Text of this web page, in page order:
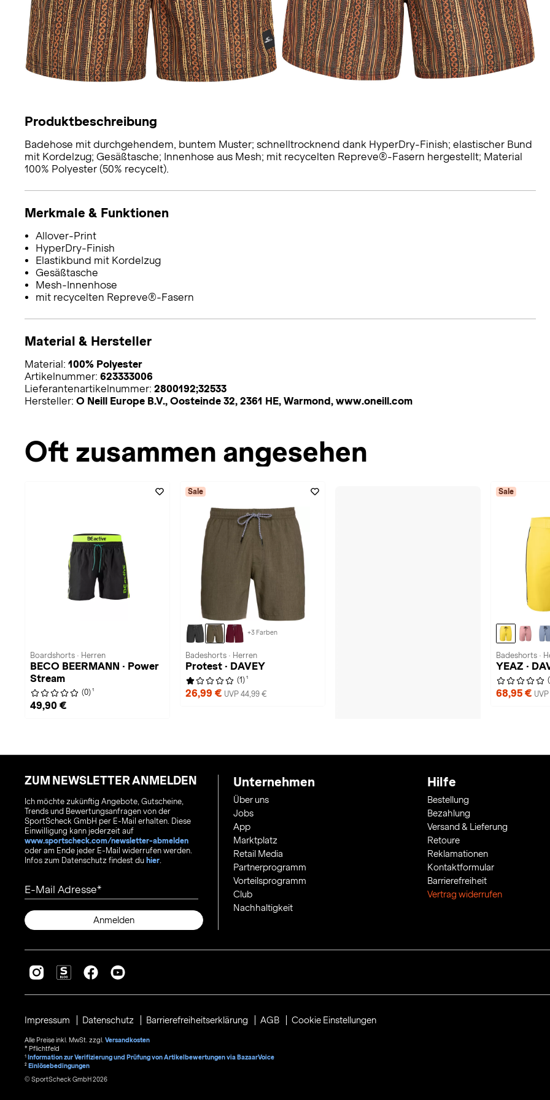
Produktbeschreibung
Badehose mit durchgehendem, buntem Muster; schnelltrocknend dank HyperDry-Finish; elastischer Bund
mit Kordelzug; Gesäßtasche; Innenhose aus Mesh; mit recycelten Repreve®-Fasern hergestellt; Material
100% Polyester (50% recycelt).
Merkmale & Funktionen
Allover-Print
HyperDry-Finish
Elastikbund mit Kordelzug
Gesäßtasche
Mesh-Innenhose
mit recycelten Repreve®-Fasern
Material & Hersteller
Material: 100% Polyester
Artikelnummer: 623333006
Lieferantenartikelnummer: 2800192;32533
Hersteller: O Neill Europe B.V., Oosteinde 32, 2361 HE, Warmond, www.oneill.com
Oft zusammen angesehen
Boardshorts · Herren
BECO BEERMANN · Power
Stream
(0) 1
49,90 €
Sale
+3 Farben
Badeshorts · Herren
Protest · DAVEY
(1) 1
26,99 € UVP 44,99 €
Sale
Badeshorts ·
YEAZ ·
68,95 €
ZUM NEWSLETTER ANMELDEN
Ich möchte zukünftig Angebote, Gutscheine,
Trends und Bewertungsanfragen von der
SportScheck GmbH per E-Mail erhalten. Diese
Einwilligung kann jederzeit auf
www.sportscheck.com/newsletter-abmelden
oder am Ende jeder E-Mail widerrufen werden.
Infos zum Datenschutz findest du hier.
E-Mail Adresse
Anmelden
Unternehmen
Über uns
Jobs
App
Marktplatz
Retail Media
Partnerprogramm
Vorteilsprogramm
Club
Nachhaltigkeit
Hilfe
Bestellung
Bezahlung
Versand & Lieferung
Retoure
Reklamationen
Kontaktformular
Barrierefreiheit
Vertrag widerrufen
Impressum Datenschutz Barrierefreiheitserklärung AGB Cookie Einstellungen
Alle Preise inkl. MwSt. zzgl. Versandkosten
* Pflichtfeld
1 Information zur Verifizierung und Prüfung von Artikelbewertungen via BazaarVoice
² Einlösebedingungen
© SportScheck GmbH 2026